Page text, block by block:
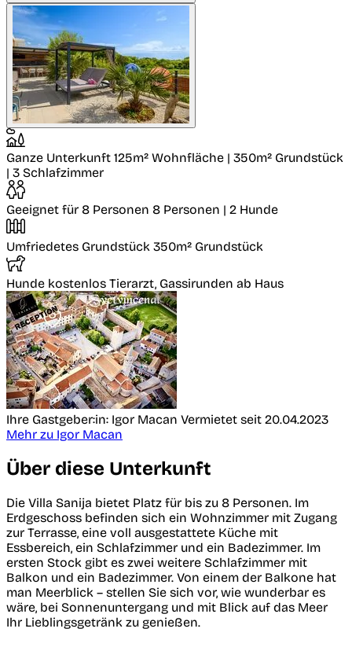
Ganze Unterkunft 125m² Wohnfläche | 350m² Grundstück
| 3 Schlafzimmer
Geeignet für 8 Personen 8 Personen | 2 Hunde
Umfriedetes Grundstück 350m² Grundstück
Hunde kostenlos Tierarzt, Gassirunden ab Haus
Ihre Gastgeber:in: Igor Macan Vermietet seit 20.04.2023
Mehr zu Igor Macan
Über diese Unterkunft
Die Villa Sanija bietet Platz für bis zu 8 Personen. Im
Erdgeschoss befinden sich ein Wohnzimmer mit Zugang
zur Terrasse, eine voll ausgestattete Küche mit
Essbereich, ein Schlafzimmer und ein Badezimmer. Im
ersten Stock gibt es zwei weitere Schlafzimmer mit
Balkon und ein Badezimmer. Von einem der Balkone hat
man Meerblick – stellen Sie sich vor, wie wunderbar es
wäre, bei Sonnenuntergang und mit Blick auf das Meer
Ihr Lieblingsgetränk zu genießen.